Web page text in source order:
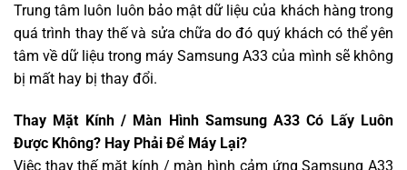
Trung tâm luôn luôn bảo mật dữ liệu của khách hàng trong
quá trình thay thế và sửa chữa do đó quý khách có thể yên
tâm về dữ liệu trong máy Samsung A33 của mình sẽ không
bị mất hay bị thay đổi.
Thay Mặt Kính / Màn Hình Samsung A33 Có Lấy Luôn
Được Không? Hay Phải Để Máy Lại?
Việc thay thế mặt kính / màn hình cảm ứng Samsung A33